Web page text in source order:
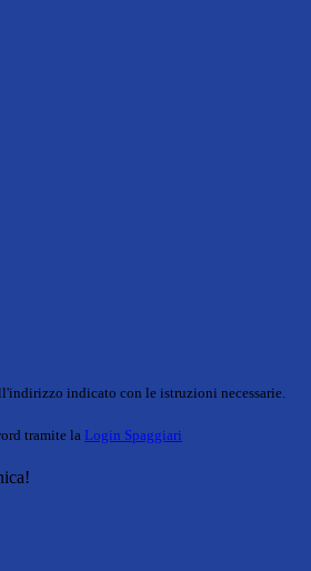
indicato con le istruzioni necessarie.
tramite la Login Spaggiari